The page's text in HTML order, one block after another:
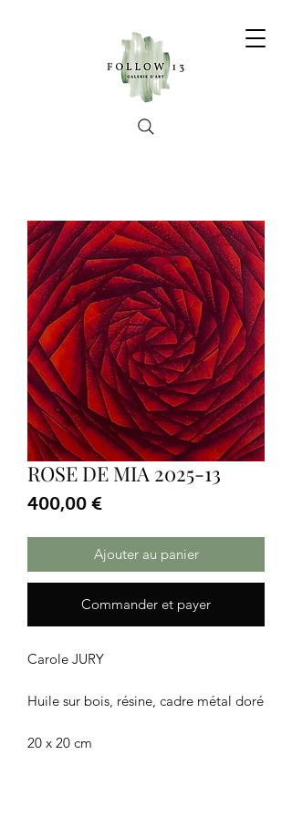
ROSE DE MIA 2025-13
400,00 €
Ajouter au panier
Commander et payer
Carole JURY
Huile sur bois, résine, cadre métal doré
20 x 20 cm